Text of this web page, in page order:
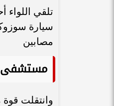
تلقي
سيارة
مصابين
مستشفى